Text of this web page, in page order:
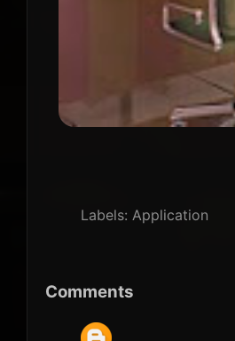
Labels: Application
Comments